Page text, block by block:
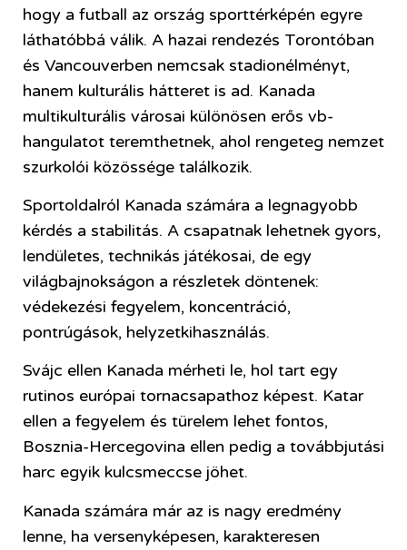
hogy a futball az ország sporttérképén egyre
láthatóbbá válik. A hazai rendezés Torontóban
és Vancouverben nemcsak stadionélményt,
hanem kulturális hátteret is ad. Kanada
multikulturális városai különösen erős vb-
hangulatot teremthetnek, ahol rengeteg nemzet
szurkolói közössége találkozik.
Sportoldalról Kanada számára a legnagyobb
kérdés a stabilitás. A csapatnak lehetnek gyors,
lendületes, technikás játékosai, de egy
világbajnokságon a részletek döntenek:
védekezési fegyelem, koncentráció,
pontrúgások, helyzetkihasználás.
Svájc ellen Kanada mérheti le, hol tart egy
rutinos európai tornacsapathoz képest. Katar
ellen a fegyelem és türelem lehet fontos,
Bosznia-Hercegovina ellen pedig a továbbjutási
harc egyik kulcsmeccse jöhet.
Kanada számára már az is nagy eredmény
lenne, ha versenyképesen, karakteresen